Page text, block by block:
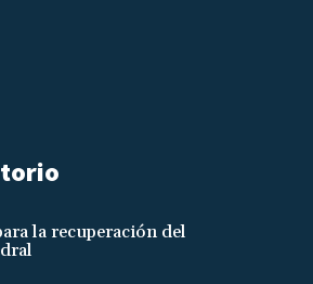
la recuperación del